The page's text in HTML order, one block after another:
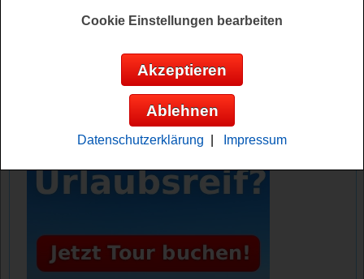
Rundreisen.de verlost eine traumhafte
China und Japan Reise
Anzeige:
Cookie Einstellungen bearbeiten
Akzeptieren
Ablehnen
Datenschutzerklärung Impressum